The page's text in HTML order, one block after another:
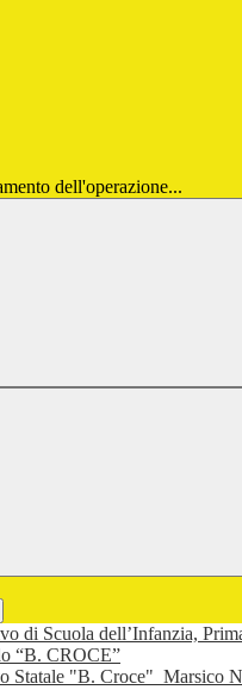
dell'operazione...
Statale "B. Croce" Marsico